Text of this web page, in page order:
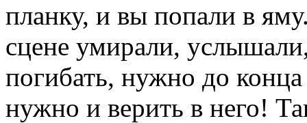
планку, и вы попали в
сцене умирали,
погибать, нужно до
нужно и верить в него!